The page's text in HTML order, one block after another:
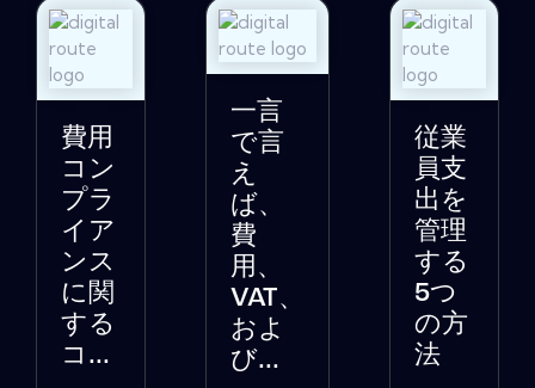
費用
コン
プラ
イア
ンス
に関
する
コ...
一言
で言
え
ば、
費
用、
VAT、
およ
び...
従業
員支
出を
管理
する
5つ
の方
法